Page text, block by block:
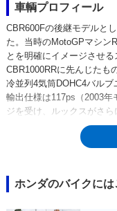
車輌プロフィール
CBR600Fの後継モデルと
た。当時のMotoGPマシン
とを明確にイメージさせ
CBR1000RRに先んじたも
冷並列4気筒DOHC4バルブ
輸出仕様は117ps（2003
ジを受け、ルックスがさ
図られた。07年にも再び
仕様の追加などで継続し
イメージさせるスーパー
（2006年）、コニカミノ
年）といったチームスポン
ホンダのバイクに